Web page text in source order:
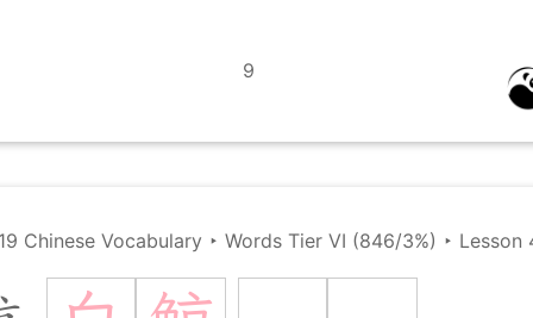
9
Chinese Vocabulary ‣ Words Tier VI (846/3%) ‣ Lesson